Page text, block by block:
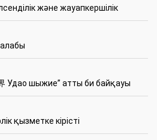
және жауапкершілік
Удао шыжие” атты би байқауы
қызметке кірісті